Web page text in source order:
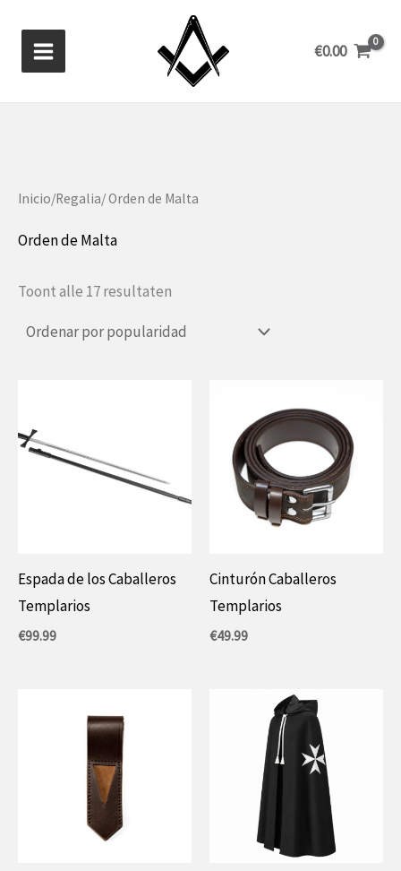
contenido
€0.00
Inicio/Regalia/ Orden de Malta
Orden de Malta
Toont alle 17 resultaten
populariteit
Espada de los Caballeros
Templarios
€99.99
Cinturón Caballeros
Templarios
€49.99